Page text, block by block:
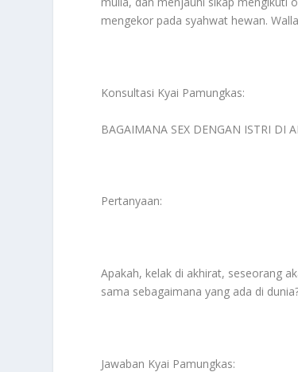
mengekor pada syahwat hewan.
Konsultasi Kyai Pamungkas:
BAGAIMANA SEX DENGAN ISTRI DI
Pertanyaan:
Apakah, kelak di akhirat, seseorang
sama sebagaimana yang ada di
Jawaban Kyai Pamungkas: